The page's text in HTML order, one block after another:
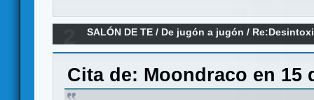
SALÓN DE TE / De jugón a jugón /
Cita de: Moondraco en 15